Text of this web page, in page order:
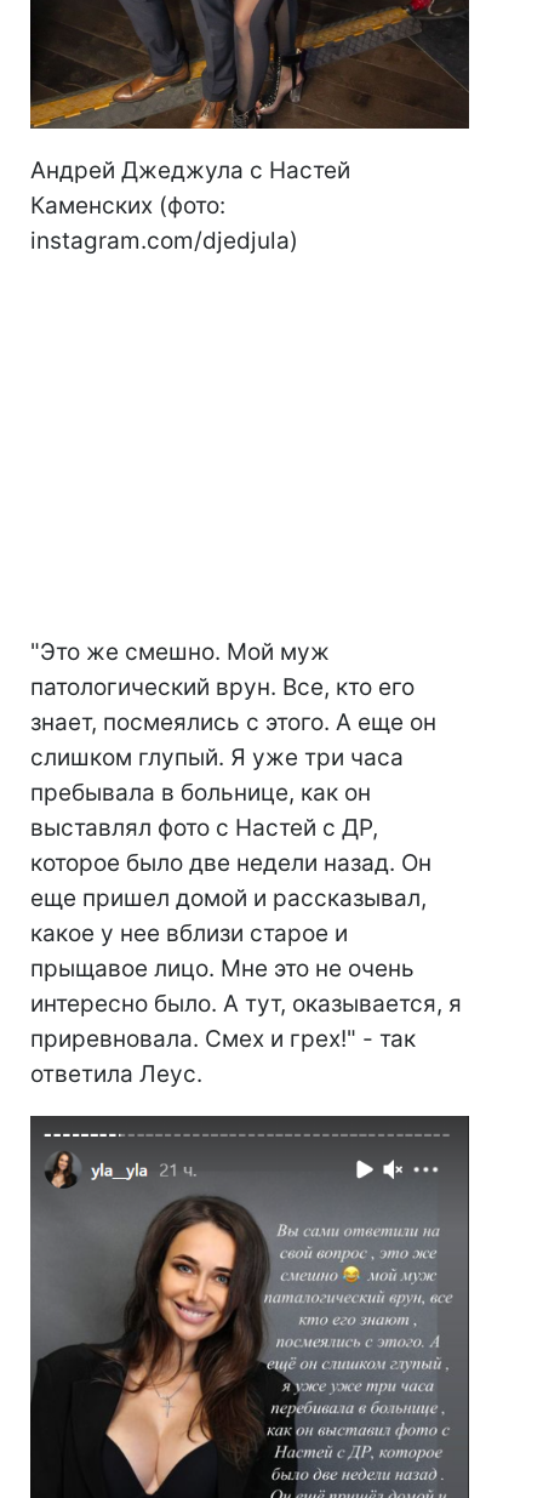
Андрей Джеджула с Настей
Каменских (фото:
instagram.com/djedjula)
"Это же смешно. Мой муж
патологический врун. Все, кто его
знает, посмеялись с этого. А еще он
слишком глупый. Я уже три часа
пребывала в больнице, как он
выставлял фото с Настей с ДР,
которое было две недели назад. Он
еще пришел домой и рассказывал,
какое у нее вблизи старое и
прыщавое лицо. Мне это не очень
интересно было. А тут, оказывается, я
приревновала. Смех и грех!" - так
ответила Леус.